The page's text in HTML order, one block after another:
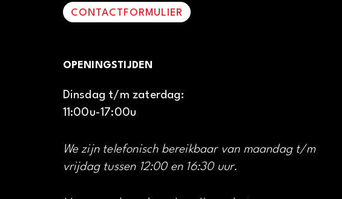
CONTACTFORMULIER
OPENINGSTIJDEN
Dinsdag t/m zaterdag:
11:00u-17:00u
We zijn telefonisch bereikbaar van maandag t/m
vrijdag tussen 12:00 en 16:30 uur.